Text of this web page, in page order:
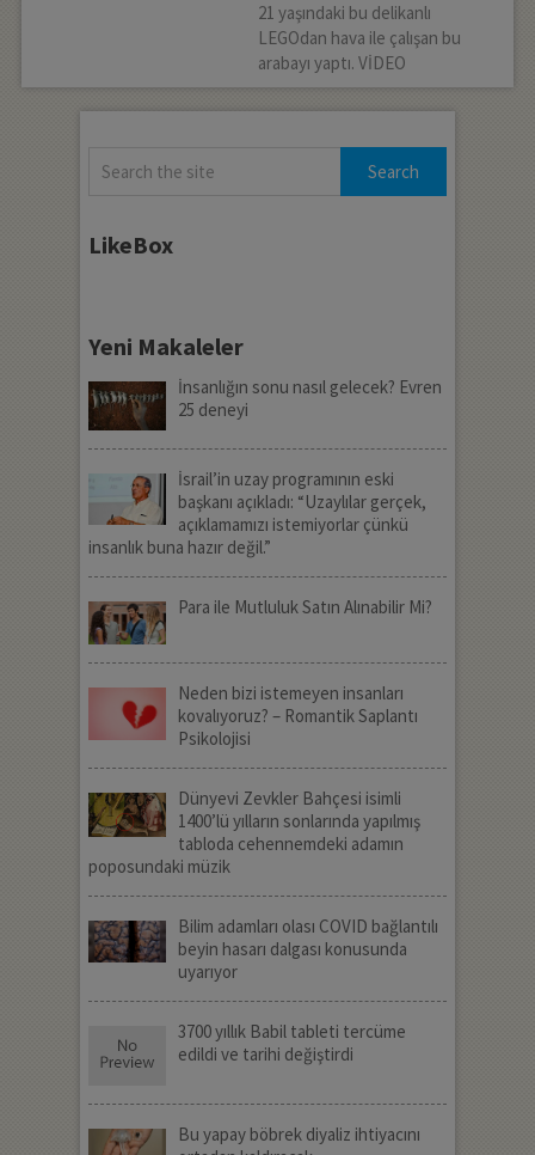
21 yaşındaki bu delikanlı
LEGOdan hava ile çalışan bu
arabayı yaptı. VİDEO
LikeBox
Yeni Makaleler
İnsanlığın sonu nasıl gelecek? Evren
25 deneyi
İsrail’in uzay programının eski
başkanı açıkladı: “Uzaylılar gerçek,
açıklamamızı istemiyorlar çünkü
insanlık buna hazır değil.”
Para ile Mutluluk Satın Alınabilir Mi?
Neden bizi istemeyen insanları
kovalıyoruz? – Romantik Saplantı
Psikolojisi
Dünyevi Zevkler Bahçesi isimli
1400’lü yılların sonlarında yapılmış
tabloda cehennemdeki adamın
poposundaki müzik
Bilim adamları olası COVID bağlantılı
beyin hasarı dalgası konusunda
uyarıyor
3700 yıllık Babil tableti tercüme
edildi ve tarihi değiştirdi
Bu yapay böbrek diyaliz ihtiyacını